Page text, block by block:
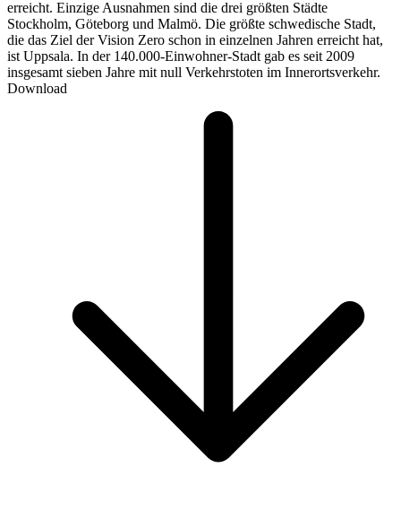
erreicht. Einzige Ausnahmen sind die drei größten Städte
Stockholm, Göteborg und Malmö. Die größte schwedische Stadt,
die das Ziel der Vision Zero schon in einzelnen Jahren erreicht hat,
ist Uppsala. In der 140.000-Einwohner-Stadt gab es seit 2009
insgesamt sieben Jahre mit null Verkehrstoten im Innerortsverkehr.
Download